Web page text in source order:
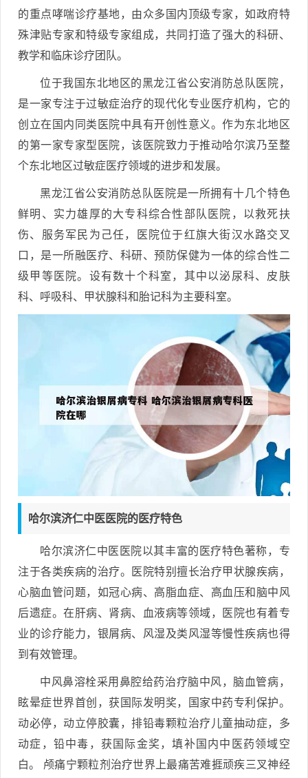
的重点哮喘诊疗基地，由众多国内顶级专家，如政府特
殊津贴专家和特级专家组成，共同打造了强大的科研、
教学和临床诊疗团队。
位于我国东北地区的黑龙江省公安消防总队医院，
是一家专注于过敏症治疗的现代化专业医疗机构，它的
创立在国内同类医院中具有开创性意义。作为东北地区
的第一家专家型医院，该医院致力于推动哈尔滨乃至整
个东北地区过敏症医疗领域的进步和发展。
黑龙江省公安消防总队医院是一所拥有十几个特色
鲜明、实力雄厚的大专科综合性部队医院，以救死扶
伤、服务军民为己任，医院位于红旗大街汉水路交叉
口，是一所融医疗、科研、预防保健为一体的综合性二
级甲等医院。设有数十个科室，其中以泌尿科、皮肤
科、呼吸科、甲状腺科和胎记科为主要科室。
哈尔滨济仁中医医院的医疗特色
哈尔滨济仁中医医院以其丰富的医疗特色著称，专
注于各类疾病的治疗。医院特别擅长治疗甲状腺疾病，
心脑血管问题，如冠心病、高脂血症、高血压和脑中风
后遗症。在肝病、肾病、血液病等领域，医院也有着专
业的诊疗能力，银屑病、风湿及类风湿等慢性疾病也得
到有效管理。
中风鼻溶栓采用鼻腔给药治疗脑中风，脑血管病，
眩晕症世界首创，获国际发明奖，国家中药专利保护。
动必停，动立停胶囊，排铅毒颗粒治疗儿童抽动症，多
动症，铅中毒，获国际金奖，填补国内中医药领域空
白。 颅痛宁颗粒剂治疗世界上最痛苦难捱顽疾三叉神经